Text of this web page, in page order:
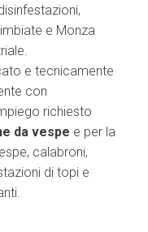
e Monza
e tecnicamente
con
richiesto
da vespe e per la
calabroni,
di topi e